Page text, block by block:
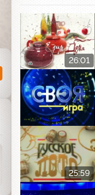
26:01
25:59